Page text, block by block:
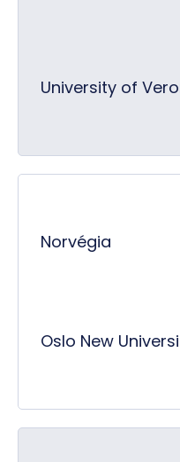
University of
Norvégia
Oslo New